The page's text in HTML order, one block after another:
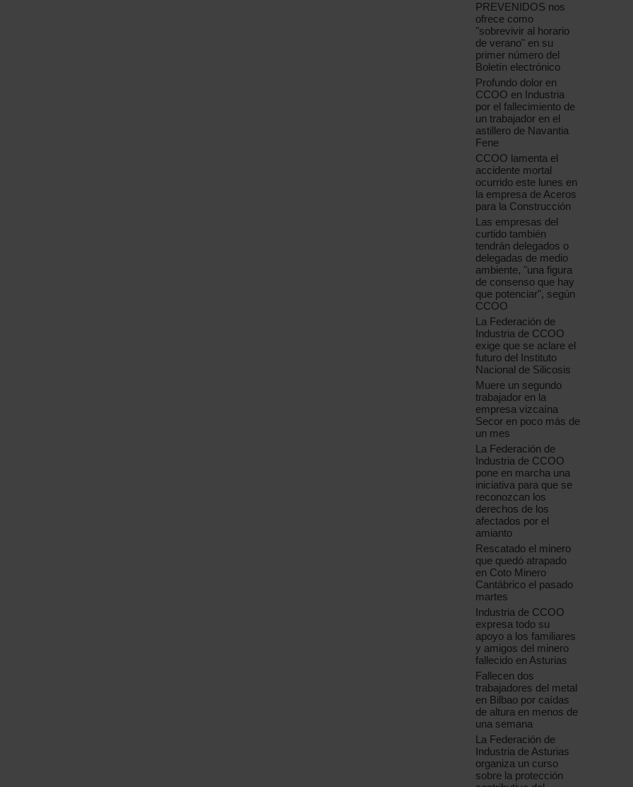
PREVENIDOS nos
ofrece como
"sobrevivir al horario
de verano" en su
primer número del
Boletín electrónico
Profundo dolor en
CCOO en Industria
por el fallecimiento de
un trabajador en el
astillero de Navantia
Fene
CCOO lamenta el
accidente mortal
ocurrido este lunes en
la empresa de Aceros
para la Construcción
Las empresas del
curtido también
tendrán delegados o
delegadas de medio
ambiente, "una figura
de consenso que hay
que potenciar", según
CCOO
La Federación de
Industria de CCOO
exige que se aclare el
futuro del Instituto
Nacional de Silicosis
Muere un segundo
trabajador en la
empresa vizcaína
Secor en poco más de
un mes
La Federación de
Industria de CCOO
pone en marcha una
iniciativa para que se
reconozcan los
derechos de los
afectados por el
amianto
Rescatado el minero
que quedó atrapado
en Coto Minero
Cantábrico el pasado
martes
Industria de CCOO
expresa todo su
apoyo a los familiares
y amigos del minero
fallecido en Asturias
Fallecen dos
trabajadores del metal
en Bilbao por caídas
de altura en menos de
una semana
La Federación de
Industria de Asturias
organiza un curso
sobre la protección